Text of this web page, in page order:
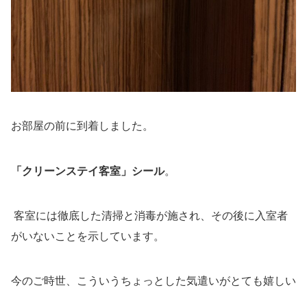
お部屋の前に到着しました。
「クリーンステイ客室」シール。
客室には徹底した清掃と消毒が施され、その後に入室者
がいないことを示しています。
今のご時世、こういうちょっとした気遣いがとても嬉しい